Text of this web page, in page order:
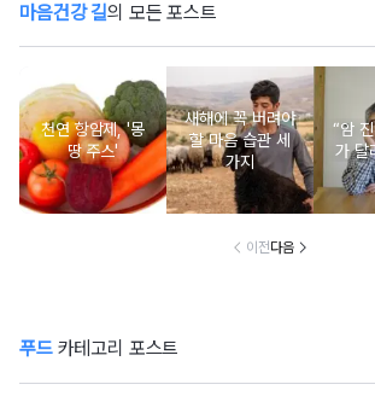
마음건강 길의 모든 포스트
천연 항암제, '몽
땅 주스'
새해에 꼭 버려야
할 마음 습관 세
가지
“암
가 달
이전다음
푸드카테고리 포스트